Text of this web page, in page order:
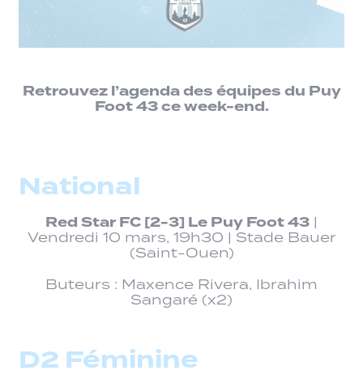
Retrouvez l’agenda des équipes du Puy
Foot 43 ce week-end.
National
Red Star FC [2-3] Le Puy Foot 43 |
Vendredi 10 mars, 19h30 | Stade Bauer
(Saint-Ouen)
Buteurs : Maxence Rivera, Ibrahim
Sangaré (x2)
D2 Féminine